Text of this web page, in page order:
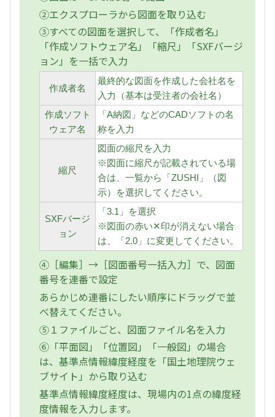
②エクスプローラから図面を取り込む
③すべての図面を選択して、「作成者名」
「作成ソフトウェア名」「縮尺」「SXFバージ
ョン」を一括で入力
作成者名
最終的な図面を作成した会社名を
入力（基本は受注者の会社名）
作成ソフト
ウェア名
「A納図」などのCADソフトの名
称を入力
縮尺
図面の縮尺を入力
※図面に縮尺が記載されている場
合は、一覧から「ZUSHI」（図
示）を選択してください。
SXFバージ
ョン
「3.1」を選択
※図面の赤い✕印が消えない場合
は、「2.0」に変更してください。
④［編集］→［図面番号一括入力］で、図面
番号を連番で設定
あらかじめ連番にしたい順序にドラッグで並
べ替えてください。
⑤１ファイルごと、図面ファイル名を入力
⑥「平面図」「位置図」「一般図」の場合
は、基準点情報緯度経度を「国土地理院ウェ
ブサイト」から取り込む
基準点情報緯度経度は、現場内の1点の緯度経
度情報を入力します。